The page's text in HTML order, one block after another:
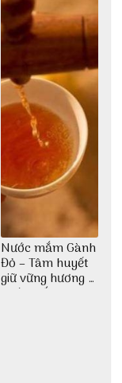
Nước mắm Gành
Đỏ – Tâm huyết
giữ vững hương vị
nước mắm sau